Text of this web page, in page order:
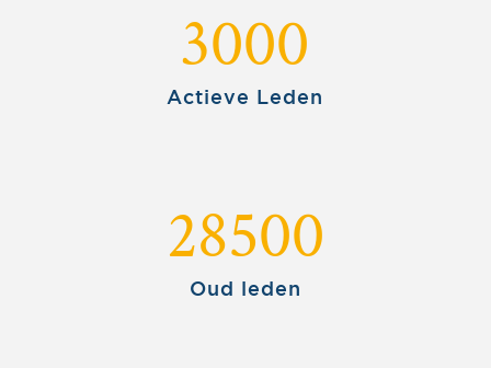
3000
Actieve Leden
28500
Oud leden